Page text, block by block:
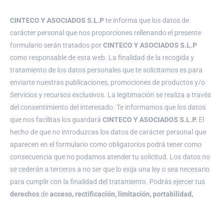
CINTECO Y ASOCIADOS S.L.Pte informa que los datos de
carácter personal que nos proporciones rellenando el presente
formulario serán tratados porCINTECO Y ASOCIADOS S.L.P
como responsable de esta web. La finalidad de la recogida y
tratamiento de los datos personales que te solicitamos es para
enviarte nuestras publicaciones, promociones de productos y/o
Servicios y recursos exclusivos. La legitimación se realiza a través
del consentimiento del interesado. Te informamos que los datos
que nos facilitas los guardará CINTECO Y ASOCIADOS S.L.P. El
hecho de que no introduzcas los datos de carácter personal que
aparecen en el formulario como obligatorios podrá tener como
consecuencia que no podamos atender tu solicitud. Los datos no
se cederán a terceros a no ser que lo exija una ley o sea necesario
para cumplir con la finalidad del tratamiento. Podrás ejercer tus
derechosdeacceso, rectificación, limitación, portabilidad,